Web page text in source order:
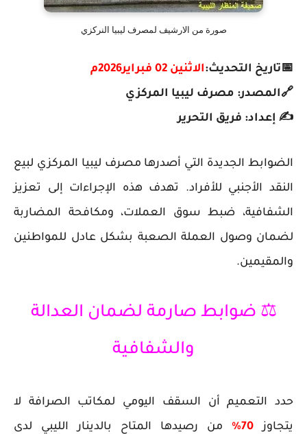
صورة من الارشيف لمصرف ليبيا النركزي
📅تاريخ التحديث:الاثنين 02 فبراير2026م
🔗المصدر: مصرف ليبيا المركزي
✍️ إعداد: فريق التحرير
الضوابط الجديدة التي أصدرها مصرف ليبيا المركزي لبيع
النقد الأجنبي للأفراد. تهدف هذه الإجراءات إلى تعزيز
الشفافية، ضبط سوق العملات، ومكافحة المضاربة
لضمان وصول العملة الصعبة بشكل عادل للمواطنين
والمقيمين.
⚖️ ضوابط صارمة لضمان العدالة
والشفافية
حدد التعميم أن السقف اليومي لمكاتب الصرافة لا
يتجاوز 70%
من رصيدها المتاح بالدينار الليبي لدى